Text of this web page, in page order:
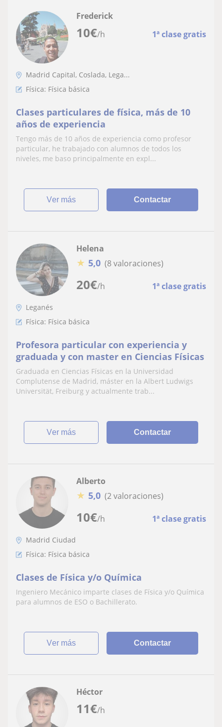
10€/h 1ª clase gratis
Frederick
Madrid Capital, Coslada, Lega...
Física: Física básica
Clases particulares de física, más de 10
años de experiencia
Tengo más de 10 años de experiencia como profesor
particular, he trabajado con alumnos de todos los
niveles, me baso principalmente en expl...
ver más Contactar
20€/h 1ª clase gratis
Helena
★ 5,0 (8 valoraciones)
Leganés
Física: Física básica
Profesora particular con experiencia y
graduada y con master en Ciencias Físicas
Graduada en Ciencias Físicas en la Universidad
Complutense de Madrid, máster en la Albert Ludwigs
Universität, Freiburg y actualmente trab...
ver más Contactar
10€/h 1ª clase gratis
Alberto
★ 5,0 (2 valoraciones)
Madrid Ciudad
Física: Física básica
Clases de Física y/o Química
Ingeniero Mecánico imparte clases de Física y/o Química
para alumnos de ESO o Bachillerato.
ver más Contactar
11€/h
Héctor